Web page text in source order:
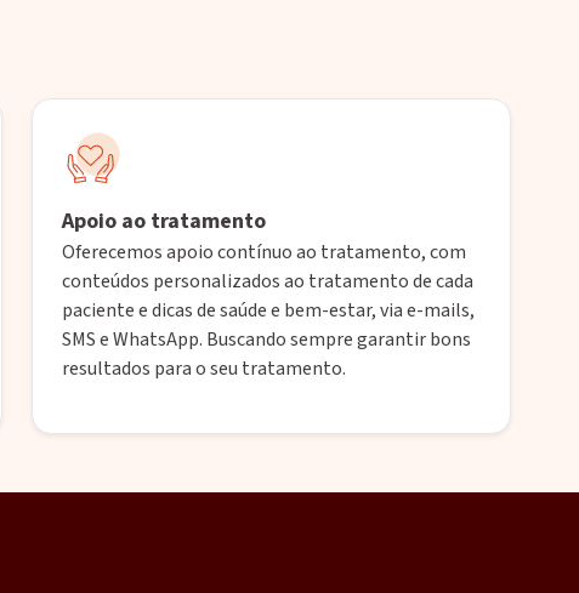
Apoio ao tratamento
Oferecemos apoio contínuo ao tratamento, com
conteúdos personalizados ao tratamento de cada
paciente e dicas de saúde e bem-estar, via e-mails,
SMS e WhatsApp. Buscando sempre garantir bons
resultados para o seu tratamento.